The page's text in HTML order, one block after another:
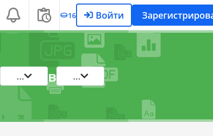
16 Войти
... в ...